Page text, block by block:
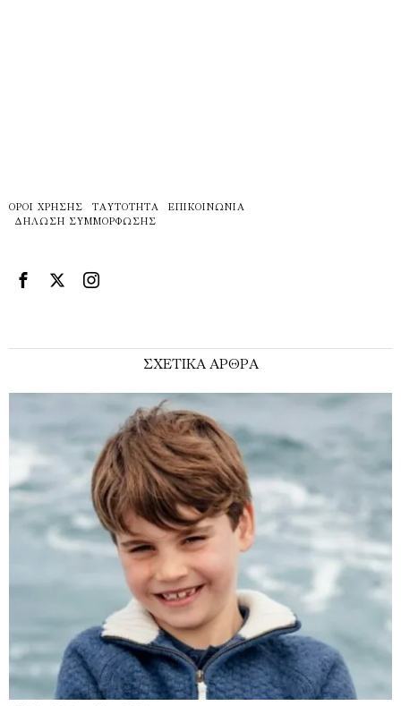
ΌΡΟΙ ΧΡΉΣΗΣ ΤΑΥΤΌΤΗΤΑ
ΕΠΙΚΟΙΝΩΝΊΑ
ΔΉΛΩΣΗ ΣΥΜΜΌΡΦΩΣΗΣ
ΣΧΕΤΙΚΑ ΑΡΘΡΑ